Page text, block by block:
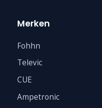
Merken
Fohhn
Televic
CUE
Ampetronic